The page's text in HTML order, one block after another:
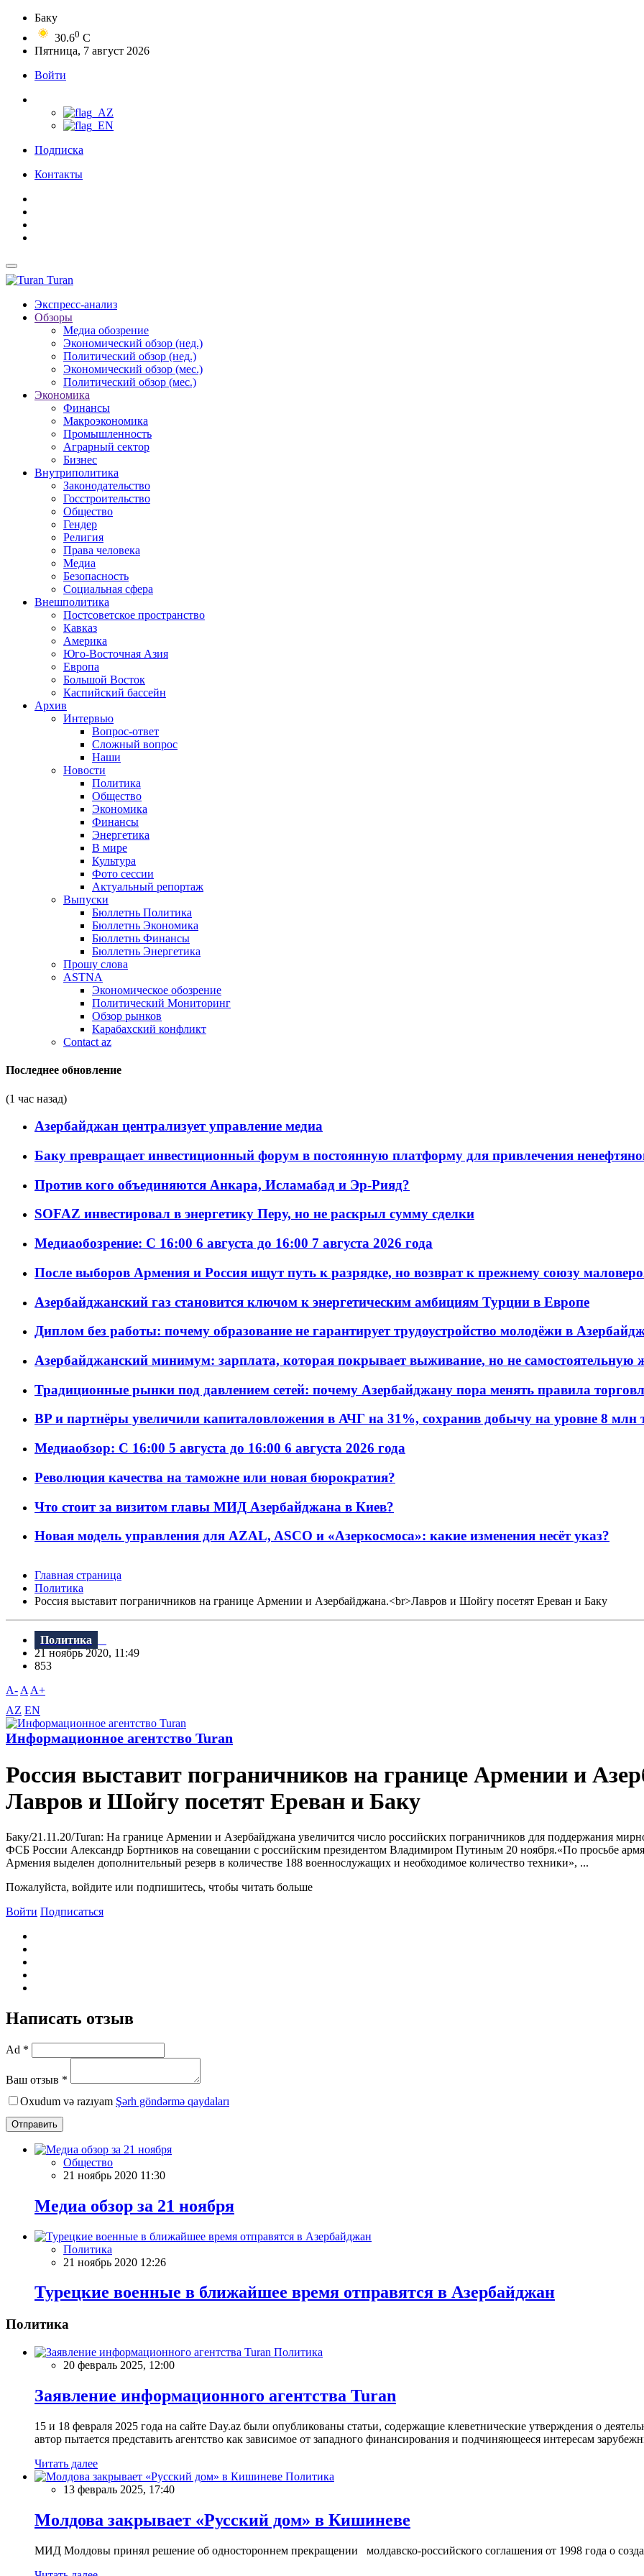
Баку
30.60 C
Пятница, 7 август 2026
Войти
Подписка
Контакты
Turan
Экспресс-анализ
Обзоры
Медиа обозрение
Экономический обзор (нед.)
Политический обзор (нед.)
Экономический обзор (мес.)
Политический обзор (мес.)
Экономика
Финансы
Макроэкономика
Промышленность
Аграрный сектор
Бизнес
Внутриполитика
Законодательство
Госстроительство
Общество
Гендер
Религия
Права человека
Медиа
Безопасность
Социальная сфера
Внешполитика
Постсоветское пространство
Кавказ
Америка
Юго-Восточная Азия
Европа
Большой Восток
Каспийский бассейн
Архив
Интервью
Вопрос-ответ
Сложный вопрос
Наши
Новости
Политика
Общество
Экономика
Финансы
Энергетика
В мире
Культура
Фото сессии
Актуальный репортаж
Выпуски
Бюллетнь Политика
Бюллетнь Экономика
Бюллетнь Финансы
Бюллетнь Энергетика
Прошу слова
ASTNA
Экономическое обозрение
Политический Мониторинг
Обзор рынков
Карабахский конфликт
Contact az
Последнее обновление
(1 час назад)
Азербайджан централизует управление медиа
Баку превращает инвестиционный форум в постоянную платформу для привлечения
Против кого объединяются Анкара, Исламабад и Эр-Рияд?
SOFAZ инвестировал в энергетику Перу, но не раскрыл сумму сделки
Медиаобозрение: С 16:00 6 августа до 16:00 7 августа 2026 года
После выборов Армения и Россия ищут путь к разрядке, но возврат к прежнему союзу
Азербайджанский газ становится ключом к энергетическим амбициям Турции в Европе
Диплом без работы: почему образование не гарантирует трудоустройство молодёжи в
Азербайджанский минимум: зарплата, которая покрывает выживание, но не самостоятельную
Традиционные рынки под давлением сетей: почему Азербайджану пора менять правила
BP и партнёры увеличили капиталовложения в АЧГ на 31%, сохранив добычу на уровне 8 млн
Медиаобзор: С 16:00 5 августа до 16:00 6 августа 2026 года
Революция качества на таможне или новая бюрократия?
Что стоит за визитом главы МИД Азербайджана в Киев?
Новая модель управления для AZAL, ASCO и «Азеркосмоса»: какие изменения несёт указ?
Главная страница
Политика
Россия выставит пограничников на границе Армении и Азербайджана.<br>Лавров и Шойгу посетят Ереван и Баку
Политика
21 ноябрь 2020, 11:49
853
A- A A+
AZ EN
Информационное агентство Turan
Россия выставит пограничников на границе Армении и
Лавров и Шойгу посетят Ереван и Баку
Баку/21.11.20/Turan: На границе Армении и Азербайджана увеличится число российских пограничников для поддержания
ФСБ России Александр Бортников на совещании с российским президентом Владимиром Путиным 20 ноября.«По просьбе
Армения выделен дополнительный резерв в количестве 188 военнослужащих и необходимое количество техники», ...
Пожалуйста, войдите или подпишитесь, чтобы читать больше
Войти Подписаться
Написать отзыв
Ad *
Ваш отзыв *
Oxudum və razıyam Şərh göndərmə qaydaları
Отправить
Общество
21 ноябрь 2020 11:30
Meдиа обзор за 21 ноября
Политика
21 ноябрь 2020 12:26
Турецкие военные в ближайшее время отправятся в Азербайджан
Политика
Политика
20 февраль 2025, 12:00
Заявление информационного агентства Turan
15 и 18 февраля 2025 года на сайте Day.az были опубликованы статьи, содержащие клеветнические утверждения о
автор пытается представить агентство как зависимое от западного финансирования и подчиняющееся интересам
Читать далее
Политика
13 февраль 2025, 17:40
Молдова закрывает «Русский дом» в Кишиневе
МИД Молдовы принял решение об одностороннем прекращении молдавско-российского соглашения от 1998 года о